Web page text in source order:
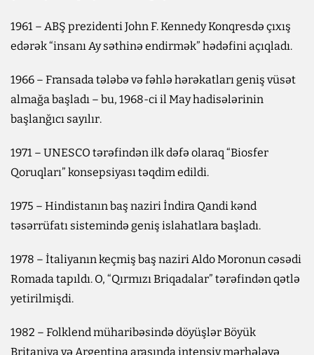
1961 – ABŞ prezidenti John F. Kennedy Konqresdə çıxış
edərək “insanı Ay səthinə endirmək” hədəfini açıqladı.
1966 – Fransada tələbə və fəhlə hərəkatları geniş vüsət
almağa başladı – bu, 1968-ci il May hadisələrinin
başlanğıcı sayılır.
1971 – UNESCO tərəfindən ilk dəfə olaraq “Biosfer
Qoruqları” konsepsiyası təqdim edildi.
1975 – Hindistanın baş naziri İndira Qandi kənd
təsərrüfatı sistemində geniş islahatlara başladı.
1978 – İtaliyanın keçmiş baş naziri Aldo Moronun cəsədi
Romada tapıldı. O, “Qırmızı Briqadalar” tərəfindən qətlə
yetirilmişdi.
1982 – Folklend müharibəsində döyüşlər Böyük
Britaniya və Argentina arasında intensiv mərhələyə